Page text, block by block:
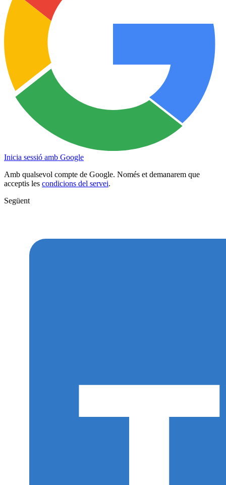
Inicia sessió amb Google
Amb qualsevol compte de Google. Només et demanarem que
acceptis les condicions del servei.
Següent